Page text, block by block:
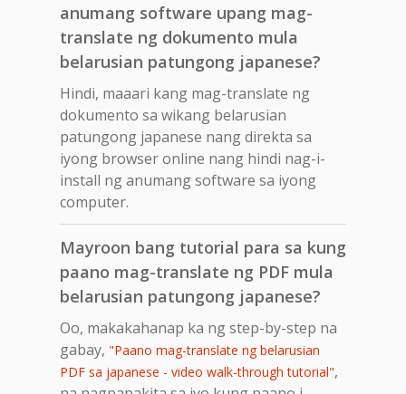
anumang software upang mag-
translate ng dokumento mula
belarusian patungong japanese?
Hindi, maaari kang mag-translate ng
dokumento sa wikang belarusian
patungong japanese nang direkta sa
iyong browser online nang hindi nag-i-
install ng anumang software sa iyong
computer.
Mayroon bang tutorial para sa kung
paano mag-translate ng PDF mula
belarusian patungong japanese?
Oo, makakahanap ka ng step-by-step na
gabay, "Paano mag-translate ng belarusian
PDF sa japanese - video walk-through tutorial",